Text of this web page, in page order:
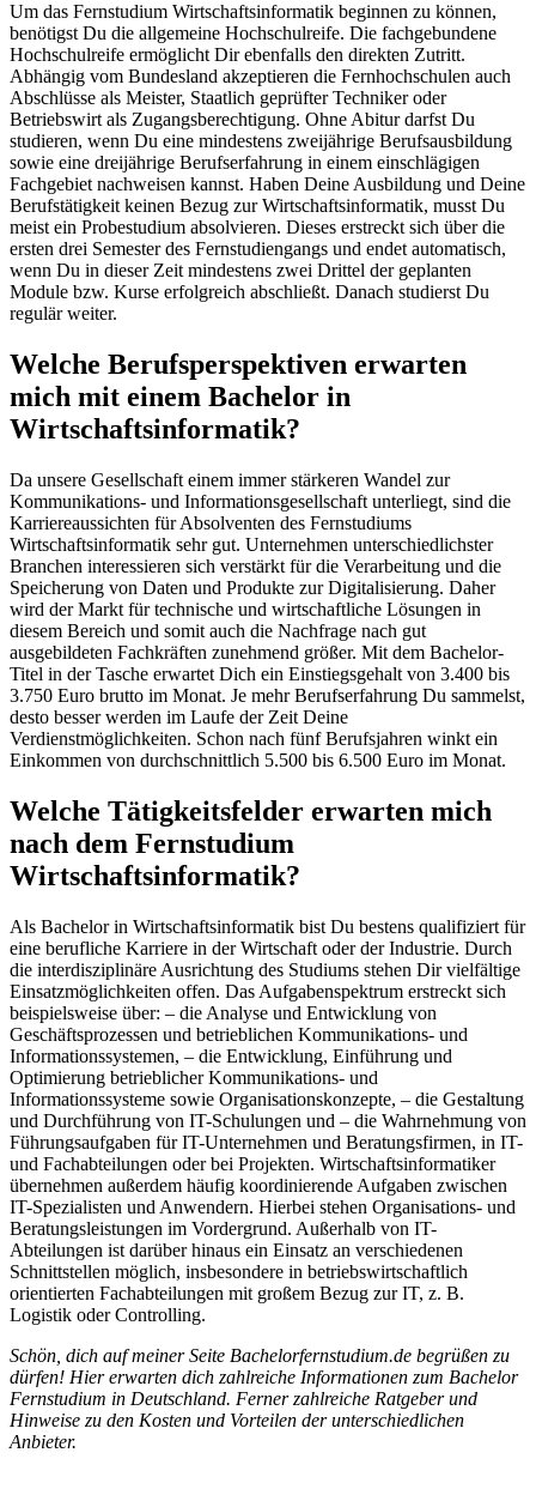
Um das Fernstudium Wirtschaftsinformatik beginnen zu können,
benötigst Du die allgemeine Hochschulreife. Die fachgebundene
Hochschulreife ermöglicht Dir ebenfalls den direkten Zutritt.
Abhängig vom Bundesland akzeptieren die Fernhochschulen auch
Abschlüsse als Meister, Staatlich geprüfter Techniker oder
Betriebswirt als Zugangsberechtigung. Ohne Abitur darfst Du
studieren, wenn Du eine mindestens zweijährige Berufsausbildung
sowie eine dreijährige Berufserfahrung in einem einschlägigen
Fachgebiet nachweisen kannst. Haben Deine Ausbildung und Deine
Berufstätigkeit keinen Bezug zur Wirtschaftsinformatik, musst Du
meist ein Probestudium absolvieren. Dieses erstreckt sich über die
ersten drei Semester des Fernstudiengangs und endet automatisch,
wenn Du in dieser Zeit mindestens zwei Drittel der geplanten
Module bzw. Kurse erfolgreich abschließt. Danach studierst Du
regulär weiter.
Welche Berufsperspektiven erwarten
mich mit einem Bachelor in
Wirtschaftsinformatik?
Da unsere Gesellschaft einem immer stärkeren Wandel zur
Kommunikations- und Informationsgesellschaft unterliegt, sind die
Karriereaussichten für Absolventen des Fernstudiums
Wirtschaftsinformatik sehr gut. Unternehmen unterschiedlichster
Branchen interessieren sich verstärkt für die Verarbeitung und die
Speicherung von Daten und Produkte zur Digitalisierung. Daher
wird der Markt für technische und wirtschaftliche Lösungen in
diesem Bereich und somit auch die Nachfrage nach gut
ausgebildeten Fachkräften zunehmend größer. Mit dem Bachelor-
Titel in der Tasche erwartet Dich ein Einstiegsgehalt von 3.400 bis
3.750 Euro brutto im Monat. Je mehr Berufserfahrung Du sammelst,
desto besser werden im Laufe der Zeit Deine
Verdienstmöglichkeiten. Schon nach fünf Berufsjahren winkt ein
Einkommen von durchschnittlich 5.500 bis 6.500 Euro im Monat.
Welche Tätigkeitsfelder erwarten mich
nach dem Fernstudium
Wirtschaftsinformatik?
Als Bachelor in Wirtschaftsinformatik bist Du bestens qualifiziert für
eine berufliche Karriere in der Wirtschaft oder der Industrie. Durch
die interdisziplinäre Ausrichtung des Studiums stehen Dir vielfältige
Einsatzmöglichkeiten offen. Das Aufgabenspektrum erstreckt sich
beispielsweise über: – die Analyse und Entwicklung von
Geschäftsprozessen und betrieblichen Kommunikations- und
Informationssystemen, – die Entwicklung, Einführung und
Optimierung betrieblicher Kommunikations- und
Informationssysteme sowie Organisationskonzepte, – die Gestaltung
und Durchführung von IT-Schulungen und – die Wahrnehmung von
Führungsaufgaben für IT-Unternehmen und Beratungsfirmen, in IT-
und Fachabteilungen oder bei Projekten. Wirtschaftsinformatiker
übernehmen außerdem häufig koordinierende Aufgaben zwischen
IT-Spezialisten und Anwendern. Hierbei stehen Organisations- und
Beratungsleistungen im Vordergrund. Außerhalb von IT-
Abteilungen ist darüber hinaus ein Einsatz an verschiedenen
Schnittstellen möglich, insbesondere in betriebswirtschaftlich
orientierten Fachabteilungen mit großem Bezug zur IT, z. B.
Logistik oder Controlling.
Schön, dich auf meiner Seite Bachelorfernstudium.de begrüßen zu
dürfen! Hier erwarten dich zahlreiche Informationen zum Bachelor
Fernstudium in Deutschland. Ferner zahlreiche Ratgeber und
Hinweise zu den Kosten und Vorteilen der unterschiedlichen
Anbieter.